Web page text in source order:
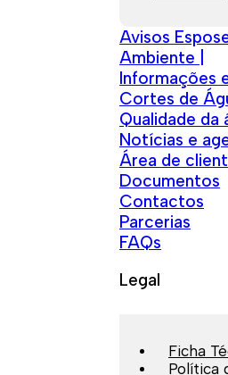
Avisos
Ambiente |
Informações
Cortes de
Qualidade da
Notícias e
Área de
Documentos
Contactos
Parcerias
FAQs
Legal
Ficha
Política